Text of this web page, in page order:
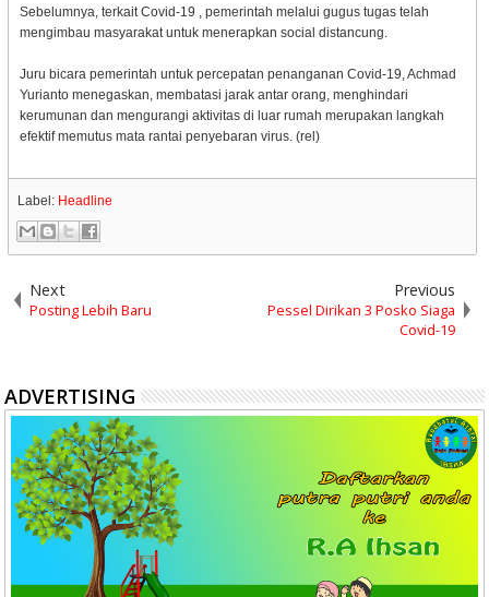
Sebelumnya, terkait Covid-19 , pemerintah melalui gugus tugas telah
mengimbau masyarakat untuk menerapkan social distancung.
Juru bicara pemerintah untuk percepatan penanganan Covid-19, Achmad
Yurianto menegaskan, membatasi jarak antar orang, menghindari
kerumunan dan mengurangi aktivitas di luar rumah merupakan langkah
efektif memutus mata rantai penyebaran virus. (rel)
Label: Headline
Next
Posting Lebih Baru
Previous
Pessel Dirikan 3 Posko Siaga
Covid-19
ADVERTISING